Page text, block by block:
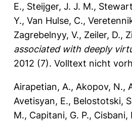
E., Steijger, J. J. M.,
Y., Van Hulse, C.,
Zagrebelnyy, V., Zeiler, D.,
associated with deeply
2012 (7). Volltext nicht
Airapetian, A., Akopov, N.,
Avetisyan, E., Belostotski,
M., Capitani, G. P., Cisbani,